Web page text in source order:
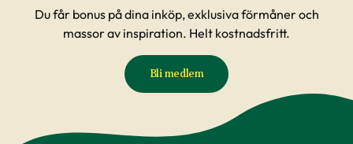
Du får bonus på dina inköp, exklusiva förmåner och
massor av inspiration. Helt kostnadsfritt.
Bli medlem